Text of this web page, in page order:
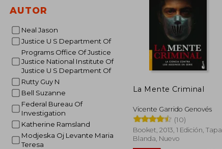
AUTOR
Neal Jason
Justice U S Department Of
Programs Office Of Justice
Justice National Institute Of
Justice U S Department Of
Rutty Guy N
Bell Suzanne
Federal Bureau Of
Investigation
Katherine Ramsland
Modjeska Oj Levante Maria
Teresa
La Mente Criminal
Vicente Garrido Genovés
(10)
Booket, 2013, 1 Edición, Tapa
Blanda, Nuevo